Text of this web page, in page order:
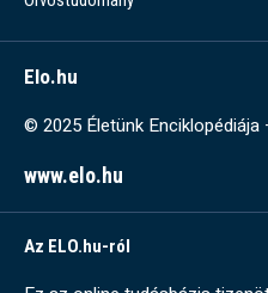
Elo.hu
© 2025 Életünk
www.elo.hu
Az ELO.hu-ról